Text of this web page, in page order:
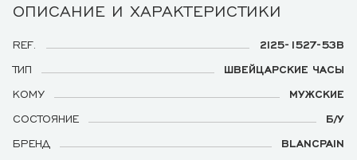
ОПИСАНИЕ И ХАРАКТЕРИСТИКИ
REF.
2125-1527-53B
ТИП
ШВЕЙЦАРСКИЕ ЧАСЫ
КОМУ
МУЖСКИЕ
СОСТОЯНИЕ
Б/У
БРЕНД
BLANCPAIN